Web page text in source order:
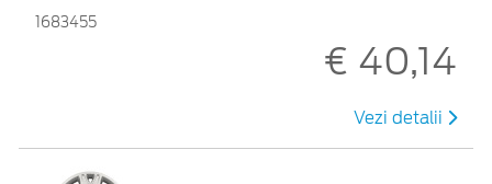
1683455
€ 40,14
Vezi detalii